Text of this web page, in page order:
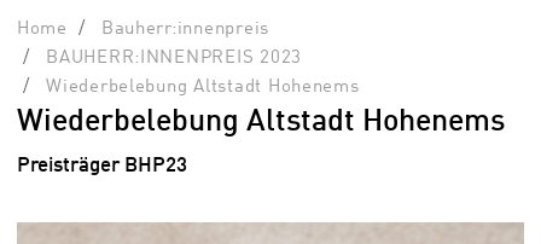
Home
Bauherr:innenpreis
BAUHERR:INNENPREIS 2023
Wiederbelebung Altstadt Hohenems
Wiederbelebung Altstadt Hohenems
Preisträger BHP23